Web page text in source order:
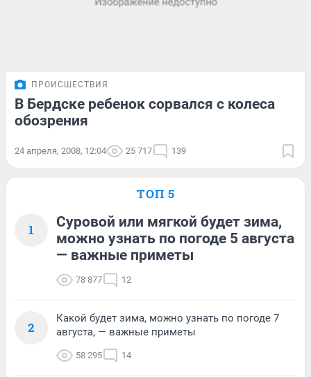
ПРОИСШЕСТВИЯ
В Бердске ребенок сорвался с колеса
обозрения
24 апреля, 2008, 12:04 25 717 139
ТОП 5
1
Суровой или мягкой будет зима,
можно узнать по погоде 5 августа
— важные приметы
78 877 12
2
Какой будет зима, можно узнать по погоде 7
августа, — важные приметы
58 295 14